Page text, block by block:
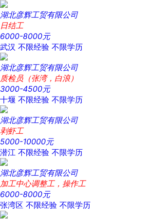
湖北彦辉工贸有限公司
日结工
6000-8000元
武汉 不限经验 不限学历
湖北彦辉工贸有限公司
质检员（张湾，白浪）
3000-4500元
十堰 不限经验 不限学历
湖北彦辉工贸有限公司
剥虾工
5000-10000元
潜江 不限经验 不限学历
湖北彦辉工贸有限公司
加工中心调整工，操作工
6000-8000元
张湾区 不限经验 不限学历